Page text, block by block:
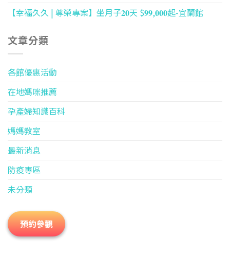
【幸福久久 | 尊榮專案】坐月子𝟐𝟎天 $𝟗𝟗,𝟎𝟎𝟎起-宜蘭館
文章分類
各館優惠活動
在地媽咪推薦
孕產婦知識百科
媽媽教室
最新消息
防疫專區
未分類
預約參觀